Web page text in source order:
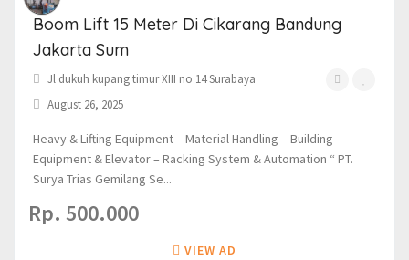
Boom Lift 15 Meter Di Cikarang Bandung
Jakarta Sum
Jl dukuh kupang timur XIII no 14 Surabaya
August 26, 2025
Heavy & Lifting Equipment – Material Handling – Building
Equipment & Elevator – Racking System & Automation “ PT.
Surya Trias Gemilang Se...
Rp. 500.000
VIEW AD